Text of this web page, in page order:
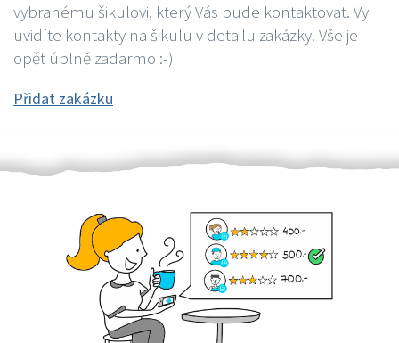
vybranému šikulovi, který Vás bude kontaktovat. Vy
uvidíte kontakty na šikulu v detailu zakázky. Vše je
opět úplně zadarmo :-)
Přidat zakázku